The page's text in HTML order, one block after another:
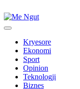
to
content
Me
Këtu
lajmet
ngut
Kryesore
Ekonomi
Sport
Opinion
Teknologji
Biznes